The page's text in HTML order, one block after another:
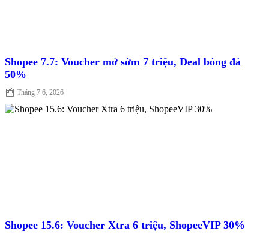
Shopee 7.7: Voucher mở sớm 7 triệu, Deal bóng đá
50%
Posted
Tháng 7 6, 2026
Shopee 15.6: Voucher Xtra 6 triệu, ShopeeVIP 30%